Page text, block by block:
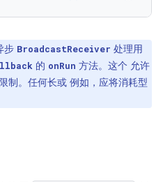
步 BroadcastReceiver 处理用
的 onRun 方法。这个 允许
制。任何长或 例如，应将消耗型